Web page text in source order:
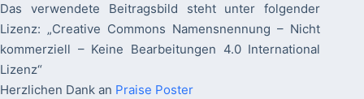
Das verwendete Beitragsbild steht unter folgender
Lizenz: „Creative Commons Namensnennung – Nicht
kommerziell – Keine Bearbeitungen 4.0 International
Lizenz“
Herzlichen Dank an Praise Poster